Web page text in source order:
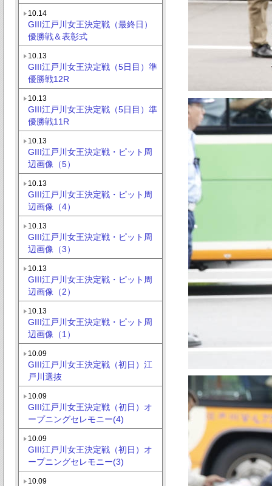
10.14
GIII江戸川女王決定戦（最終日）
優勝戦＆表彰式
10.13
GIII江戸川女王決定戦（5日目）準
優勝戦12R
10.13
GIII江戸川女王決定戦（5日目）準
優勝戦11R
10.13
GIII江戸川女王決定戦・ピット周
辺画像（5）
10.13
GIII江戸川女王決定戦・ピット周
辺画像（4）
10.13
GIII江戸川女王決定戦・ピット周
辺画像（3）
10.13
GIII江戸川女王決定戦・ピット周
辺画像（2）
10.13
GIII江戸川女王決定戦・ピット周
辺画像（1）
10.09
GIII江戸川女王決定戦（初日）江
戸川選抜
10.09
GIII江戸川女王決定戦（初日）オ
ープニングセレモニー(4)
10.09
GIII江戸川女王決定戦（初日）オ
ープニングセレモニー(3)
10.09